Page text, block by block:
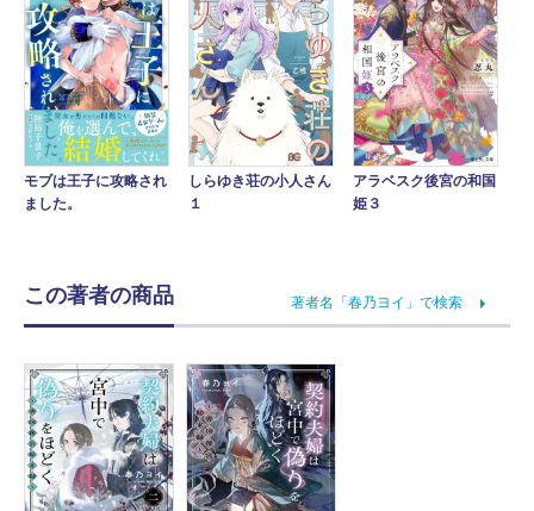
モブは王子に攻略され
ました。
しらゆき荘の小人さん
１
アラベスク後宮の和国
姫３
この著者の商品 著者名「春乃ヨイ」で検索